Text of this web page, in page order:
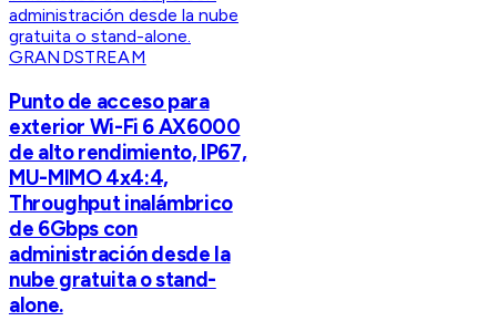
GRANDSTREAM
Punto de acceso para
exterior Wi-Fi 6 AX6000
de alto rendimiento, IP67,
MU-MIMO 4x4:4,
Throughput inalámbrico
de 6Gbps con
administración desde la
nube gratuita o stand-
alone.